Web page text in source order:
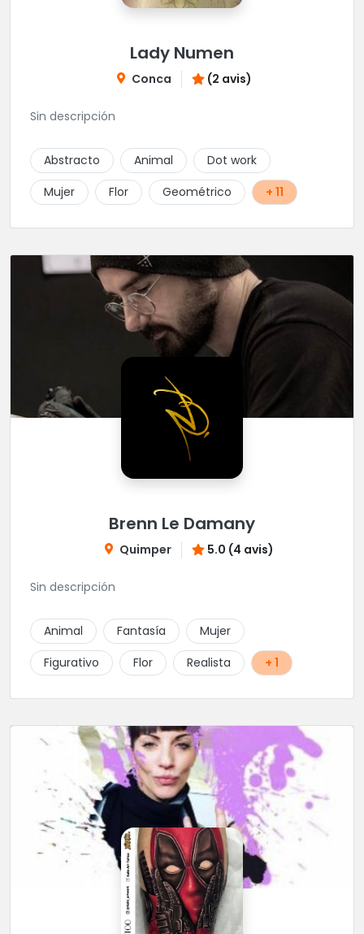
Lady Numen
Conca (2 avis)
Sin descripción
Abstracto Animal
Dot work
Mujer
Flor Geométrico + 11
Brenn Le Damany
Quimper 5.0 (4 avis)
Sin descripción
Animal Fantasía
Mujer
Figurativo
Flor Realista + 1